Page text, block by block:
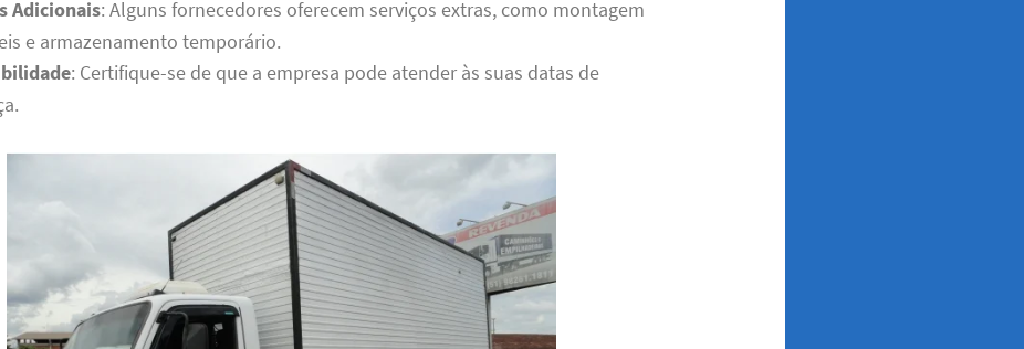
Adicionais: Alguns fornecedores oferecem serviços extras, como montagem
e armazenamento temporário.
: Certifique-se de que a empresa pode atender às suas datas de